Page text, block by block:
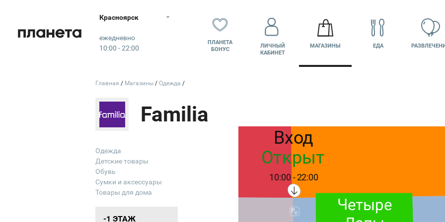
Планета
Красноярск
ежедневно
10:00 - 22:00
ПЛАНЕТА
БОНУС
ЛИЧНЫЙ
КАБИНЕТ
МАГАЗИНЫ ЕДА
Familia
Одежда
Детские товары
Обувь
Сумки и аксессуары
Товары для дома
-1 ЭТАЖ
10:00 - 22:00
Открыт
Вход
10:00 - 22:00
Открыт
Четыре
Автомойка
Главная Магазины Одежда